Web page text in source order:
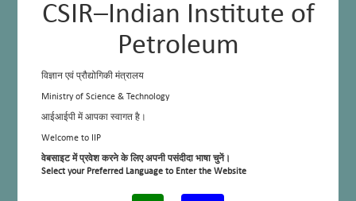
CSIR–Indian Institute of
Petroleum
विज्ञान एवं प्रौद्योगिकी मंत्रालय
Ministry of Science & Technology
आईआईपी में आपका स्वागत है।
Welcome to IIP
वेबसाइट में प्रवेश करने के लिए अपनी पसंदीदा भाषा चुनें।
Select your Preferred Language to Enter the Website